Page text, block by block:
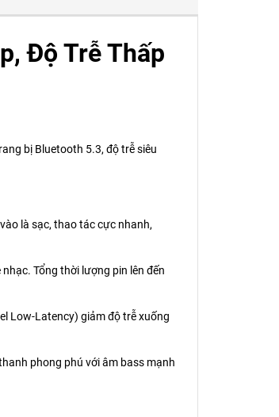
Độ Trễ Thấp
bị Bluetooth 5.3, độ trễ siêu
là sạc, thao tác cực nhanh,
Tổng thời lượng pin lên đến
Low-Latency) giảm độ trễ xuống
phong phú với âm bass mạnh